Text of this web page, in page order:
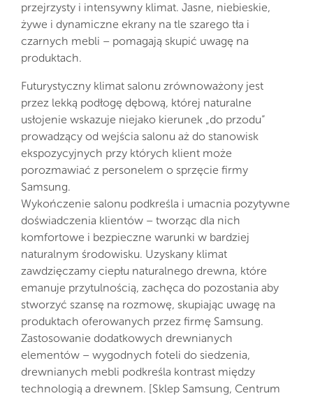
przejrzysty i intensywny klimat. Jasne, niebieskie,
żywe i dynamiczne ekrany na tle szarego tła i
czarnych mebli – pomagają skupić uwagę na
produktach.
Futurystyczny klimat salonu zrównoważony jest
przez lekką podłogę dębową, której naturalne
usłojenie wskazuje niejako kierunek „do przodu”
prowadzący od wejścia salonu aż do stanowisk
ekspozycyjnych przy których klient może
porozmawiać z personelem o sprzęcie firmy
Samsung.
Wykończenie salonu podkreśla i umacnia pozytywne
doświadczenia klientów – tworząc dla nich
komfortowe i bezpieczne warunki w bardziej
naturalnym środowisku. Uzyskany klimat
zawdzięczamy ciepłu naturalnego drewna, które
emanuje przytulnością, zachęca do pozostania aby
stworzyć szansę na rozmowę, skupiając uwagę na
produktach oferowanych przez firmę Samsung.
Zastosowanie dodatkowych drewnianych
elementów – wygodnych foteli do siedzenia,
drewnianych mebli podkreśla kontrast między
technologią a drewnem. [Sklep Samsung, Centrum